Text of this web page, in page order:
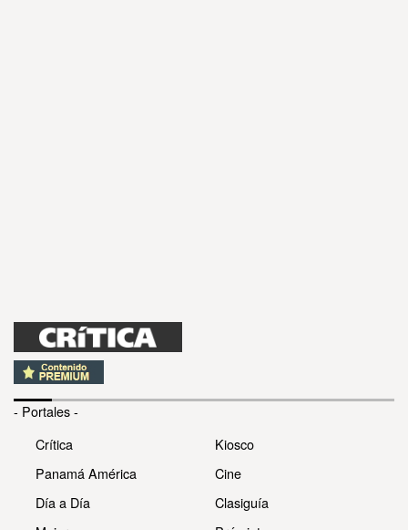
- Portales -
Crítica
Panamá América
Día a Día
Kiosco
Cine
Clasiguía